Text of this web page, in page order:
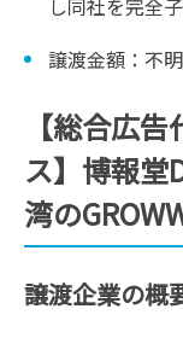
し同社を完全
譲渡金額：不明
【総合広
ス】博報堂
湾の
譲渡企業の概